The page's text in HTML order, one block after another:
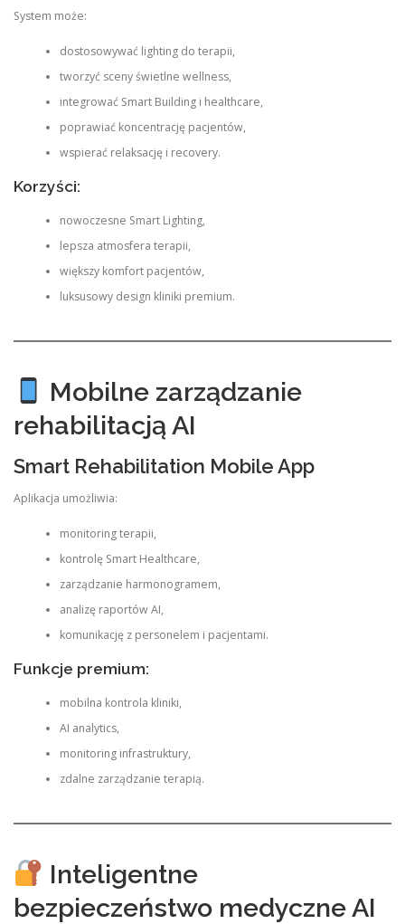
System może:
dostosowywać lighting do terapii,
tworzyć sceny świetlne wellness,
integrować Smart Building i healthcare,
poprawiać koncentrację pacjentów,
wspierać relaksację i recovery.
Korzyści:
nowoczesne Smart Lighting,
lepsza atmosfera terapii,
większy komfort pacjentów,
luksusowy design kliniki premium.
Mobilne zarządzanie
rehabilitacją AI
Smart Rehabilitation Mobile App
Aplikacja umożliwia:
monitoring terapii,
kontrolę Smart Healthcare,
zarządzanie harmonogramem,
analizę raportów AI,
komunikację z personelem i pacjentami.
Funkcje premium:
mobilna kontrola kliniki,
AI analytics,
monitoring infrastruktury,
zdalne zarządzanie terapią.
Inteligentne
bezpieczeństwo medyczne AI